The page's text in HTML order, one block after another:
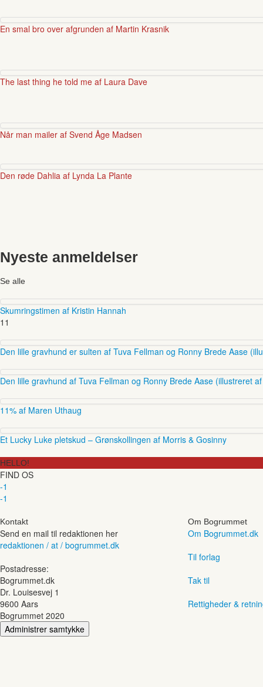
En smal bro over afgrunden af Martin Krasnik
The last thing he told me af Laura Dave
Når man mailer af Svend Åge Madsen
Den røde Dahlia af Lynda La Plante
Nyeste anmeldelser
Se alle
Skumringstimen af Kristin Hannah
11
Den lille gravhund er sulten af Tuva Fellman og Ronny Brede Aase
Den lille gravhund af Tuva Fellman og Ronny Brede Aase (illustreret
11% af Maren Uthaug
Et Lucky Luke pletskud – Grønskollingen af Morris & Gosinny
HELLO!
FIND OS
-1
-1
Kontakt
Send en mail til redaktionen her
redaktionen / at / bogrummet.dk
Postadresse:
Bogrummet.dk
Dr. Louisesvej 1
9600 Aars
Om Bogrummet
Om Bogrummet.dk
Til forlag
Tak til
Rettigheder &
Bogrummet 2020
Administrer samtykke